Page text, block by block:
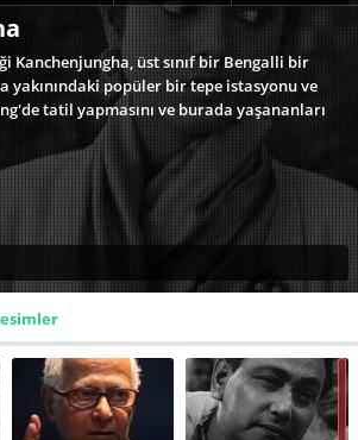
Kanchenjungha, üst sınıf bir Bengalli bir
yakınındaki popüler bir tepe istasyonu ve
tatil yapmasını ve burada yaşananları